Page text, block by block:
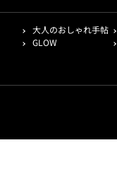
大人のおしゃれ手帖
GLOW